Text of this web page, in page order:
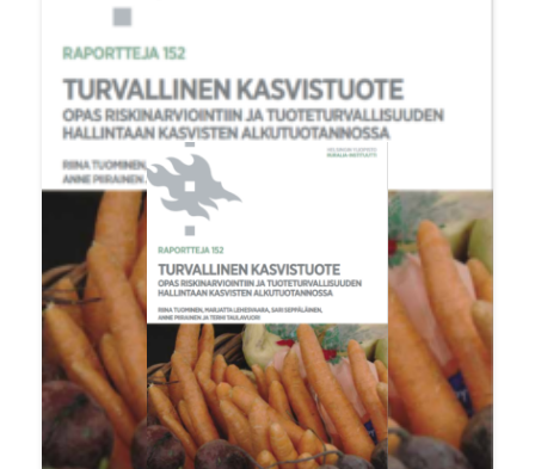
jäämäpitoisuuksien muodossa. Vaikka
tuoteturvallisuus on suomalaisissa
kasvituotteissa hyvällä tasolla, parantamisen
varaakin löytyy.